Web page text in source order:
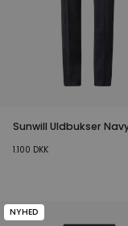
Sunwill Uldbukser
1.100 DKK
NYHED